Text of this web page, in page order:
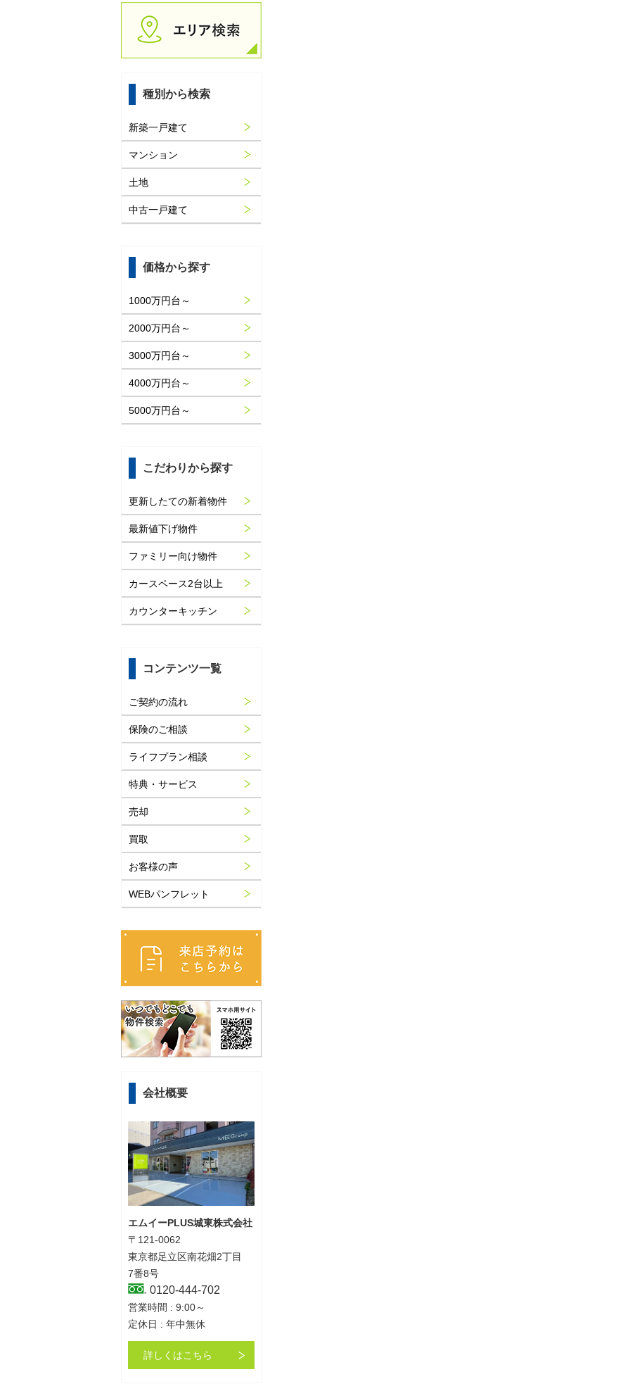
種別から検索
新築一戸建て
マンション
土地
中古一戸建て
価格から探す
1000万円台～
2000万円台～
3000万円台～
4000万円台～
5000万円台～
こだわりから探す
更新したての新着物件
最新値下げ物件
ファミリー向け物件
カースペース2台以上
カウンターキッチン
コンテンツ一覧
ご契約の流れ
保険のご相談
ライフプラン相談
特典・サービス
売却
買取
お客様の声
WEBパンフレット
会社概要
エムイーPLUS城東株式会社
〒121-0062
東京都足立区南花畑2丁目
7番8号
0120-444-702
営業時間 : 9:00～
定休日 : 年中無休
詳しくはこちら